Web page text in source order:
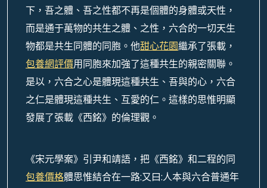
下，吾之體、吾之性都不再是個體的身體或天性，
而是通于萬物的共生之體、之性，六合的一切天生
物都是共生同體的同胞。他甜心花園繼承了張載，
包養網評價用同胞來加強了這種共生的親密關聯。
是以，六合之心是體現這種共生、吾與的心，六合
之仁是體現這種共生、互愛的仁。這樣的思惟明顯
發展了張載《西銘》的倫理觀。
《宋元學案》引尹和靖語，把《西銘》和二程的同
包養價格體思惟結合在一路:又曰:人本與六合普通年